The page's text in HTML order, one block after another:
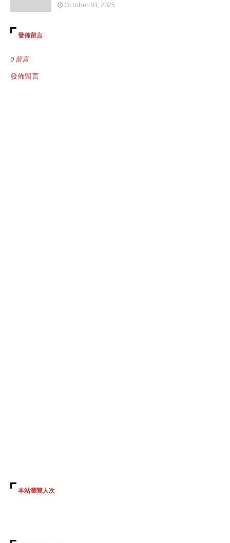
October 03, 2025
發佈留言
0 留言
發佈留言
本站瀏覽人次